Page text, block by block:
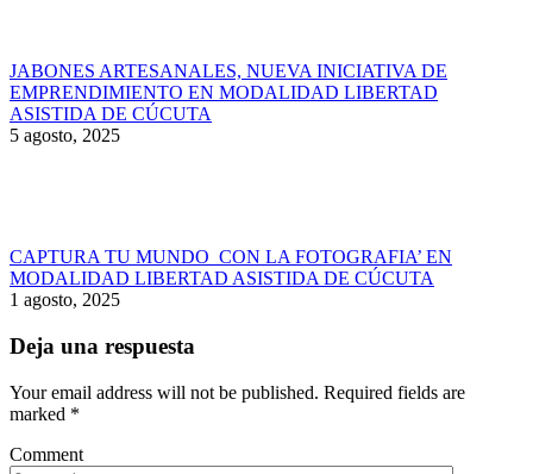
JABONES ARTESANALES, NUEVA INICIATIVA DE
EMPRENDIMIENTO EN MODALIDAD LIBERTAD
ASISTIDA DE CÚCUTA
5 agosto, 2025
CAPTURA TU MUNDO CON LA FOTOGRAFIA’ EN
MODALIDAD LIBERTAD ASISTIDA DE CÚCUTA
1 agosto, 2025
Deja una respuesta
Your email address will not be published. Required fields are
marked *
Comment